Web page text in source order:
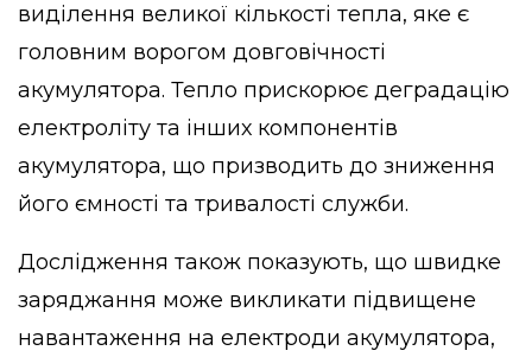
виділення великої кількості тепла, яке є
головним ворогом довговічності
акумулятора. Тепло прискорює деградацію
електроліту та інших компонентів
акумулятора, що призводить до зниження
його ємності та тривалості служби.
Дослідження також показують, що швидке
заряджання може викликати підвищене
навантаження на електроди акумулятора,